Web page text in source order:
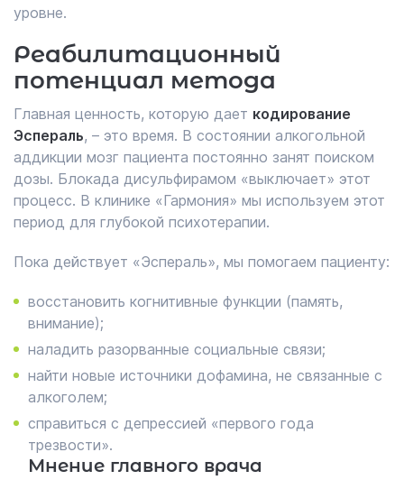
уровне.
Реабилитационный
потенциал метода
Главная ценность, которую дает кодирование
Эспераль, – это время. В состоянии алкогольной
аддикции мозг пациента постоянно занят поиском
дозы. Блокада дисульфирамом «выключает» этот
процесс. В клинике «Гармония» мы используем этот
период для глубокой психотерапии.
Пока действует «Эспераль», мы помогаем пациенту:
восстановить когнитивные функции (память,
внимание);
наладить разорванные социальные связи;
найти новые источники дофамина, не связанные с
алкоголем;
справиться с депрессией «первого года
трезвости».
Мнение главного врача